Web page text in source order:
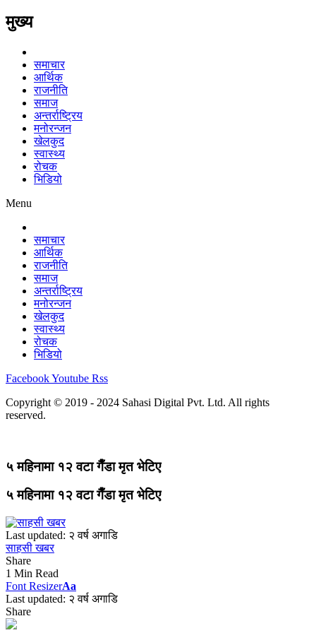
मुख्य
समाचार
आर्थिक
राजनीति
समाज
अन्तर्राष्ट्रिय
मनोरन्जन
खेलकुद
स्वास्थ्य
रोचक
भिडियो
Menu
समाचार
आर्थिक
राजनीति
समाज
अन्तर्राष्ट्रिय
मनोरन्जन
खेलकुद
स्वास्थ्य
रोचक
भिडियो
FacebookYoutube Rss
Copyright © 2019 - 2024 Sahasi Digital Pvt. Ltd. All rights
reserved.
५ महिनामा १२ वटा गैँडा मृत भेटिए
५ महिनामा १२ वटा गैँडा मृत भेटिए
Last updated: २ वर्ष अगाडि
साहसी खबर
Share
1 Min Read
Font ResizerAa
Last updated: २ वर्ष अगाडि
Share